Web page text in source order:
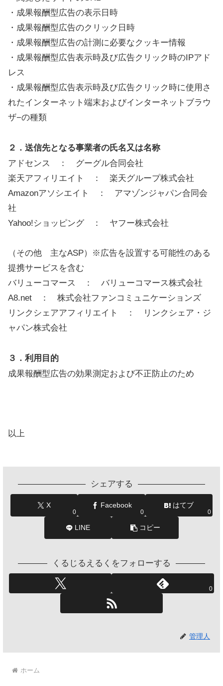
・成果報酬型広告の表示日時
・成果報酬型広告のクリック日時
・成果報酬型広告の計測に必要なクッキー情報
・成果報酬型広告表示時及び広告クリック時のIPアド
レス
・成果報酬型広告表示時及び広告クリック時に使用さ
れたインターネット端末およびインターネットブラウ
ザ−の種類
２．送信先となる事業者の氏名又は名称
アドセンス ： グーグル合同会社
楽天アフィリエイト ： 楽天グループ株式会社
Amazonアソシエイト ： アマゾンジャパン合同会
社
Yahoo!ショッピング ： ヤフー株式会社
（その他 主なASP）※広告を設置する可能性のある
提携サービスを含む
バリューコマース ： バリューコマース株式会社
A8.net ： 株式会社ファンコミュニケーションズ
リンクシェアアフィリエイト ： リンクシェア・ジ
ャパン株式会社
３．利用目的
成果報酬型広告の効果測定および不正防止のため
以上
シェアする
X
0
Facebook
0
はてブ
0
LINE コピー
くるじるえるくをフォローする
0
管理人
ホーム